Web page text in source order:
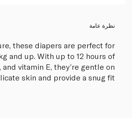
نظرة عامة
these diapers are perfect for
and up. With up to 12 hours of
and vitamin E, they’re gentle on
skin and provide a snug fit.